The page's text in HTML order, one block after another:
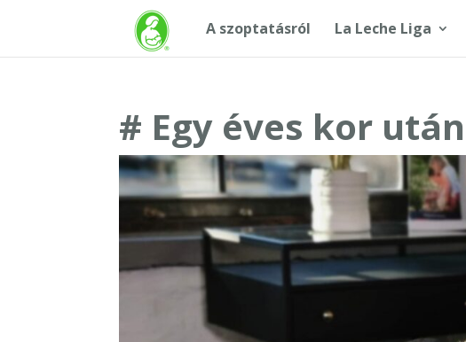
A szoptatásról La Leche Liga
# Egy éves kor után